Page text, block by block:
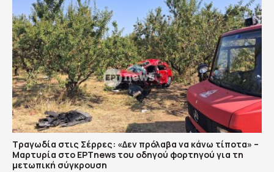
Τραγωδία στις Σέρρες: «Δεν πρόλαβα να κάνω τίποτα» –
Μαρτυρία στο ΕΡΤnews του οδηγού φορτηγού για τη
μετωπική σύγκρουση